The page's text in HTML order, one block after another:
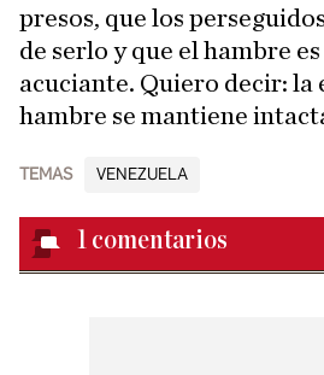
presos, que los
de serlo y que el hambre
acuciante. Quiero decir: la
hambre se mantiene
TEMAS VENEZUELA
1 comentarios